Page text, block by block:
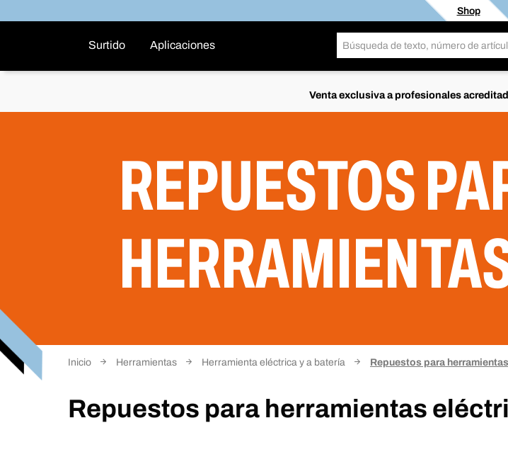
Shop
Surtido Aplicaciones
Venta exclusiva a profesionales
REPUESTOS
Inicio Herramientas Herramienta eléctrica y a batería Repuestos para
Repuestos para herramientas